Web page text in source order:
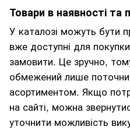
Товари в наявності та
У каталозі можуть бути
вже доступні для
замовити. Це зручно,
обмежений лише
асортиментом. Якщо
на сайті, можна
уточнити можливість